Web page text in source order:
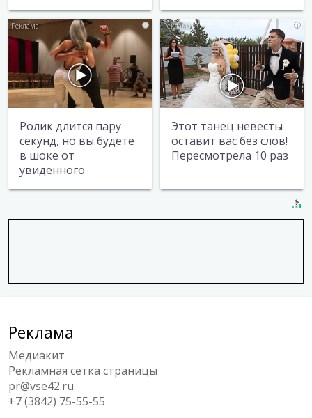
i
Ролик длится пару
секунд, но вы будете
в шоке от
увиденного
i
Этот танец невесты
оставит вас без слов!
Пересмотрела 10 раз
Реклама
Медиакит
Рекламная сетка страницы
pr@vse42.ru
+7 (3842) 75-55-55